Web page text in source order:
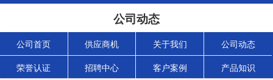
公司动态
公司首页 供应商机 关于我们 公司动态
荣誉认证 招聘中心 客户案例 产品知识